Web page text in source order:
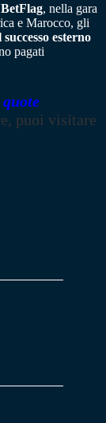
BetFlag, nella gara
e Marocco, gli
successo esterno
pagati
quote
puoi visitare